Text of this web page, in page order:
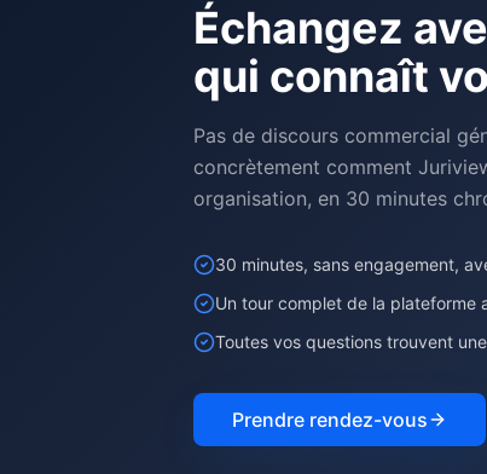
Échangez
qui connaît
Pas de discours commercial
concrètement comment
organisation, en 30 minutes
30 minutes, sans engagement,
Un tour complet de la plateforme
Toutes vos questions trouvent
Prendre rendez-vous